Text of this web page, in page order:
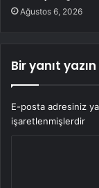
Ağustos 6, 2026
Bir yanıt yazın
E-posta adresiniz
işaretlenmişlerdir